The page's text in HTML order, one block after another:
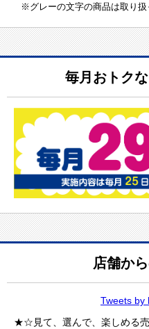
※グレーの文字の商品は取り扱
毎月おトク
店舗か
Tweets by
★☆見て、選んで、楽しめる